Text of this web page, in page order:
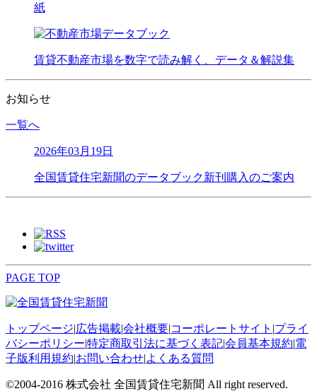
紙
賃貸不動産市場を数字で読み解く、データ＆解説集
お知らせ
一覧へ
2026年03月19日
全国賃貸住宅新聞のデータブック新刊購入のご案内
PAGE TOP
トップページ|広告掲載|会社概要|コーポレートサイト |プライ
バシーポリシー|特定商取引法に基づく表記|会員基本規約|電
子版利用規約|お問い合わせ|よくある質問
©2004-2016 株式会社 全国賃貸住宅新聞 All right reserved.